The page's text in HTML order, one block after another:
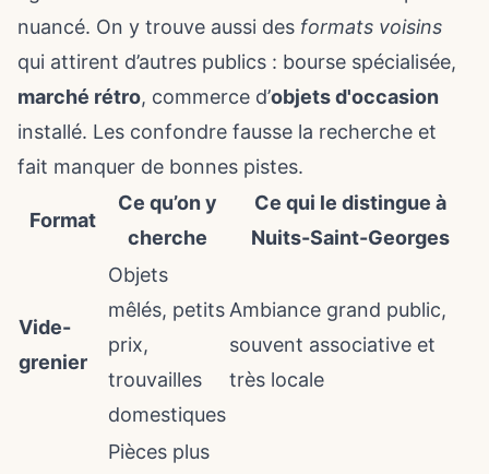
nuancé. On y trouve aussi des formats voisins
qui attirent d’autres publics : bourse spécialisée,
marché rétro, commerce d’objets d'occasion
installé. Les confondre fausse la recherche et
fait manquer de bonnes pistes.
Format
Ce qu’on y
cherche
Ce qui le distingue à
Nuits-Saint-Georges
Vide-
grenier
Objets
mêlés, petits
prix,
trouvailles
domestiques
Ambiance grand public,
souvent associative et
très locale
Pièces plus